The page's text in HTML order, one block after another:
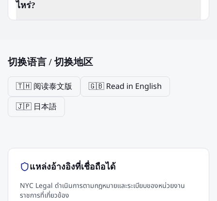
ไหร่?
切换语言 / 切换地区
🇹🇭 阅读泰文版
🇬🇧 Read in English
🇯🇵 日本語
แหล่งอ้างอิงที่เชื่อถือได้
NYC Legal ดำเนินการตามกฎหมายและระเบียบของหน่วยงาน
ราชการที่เกี่ยวข้อง